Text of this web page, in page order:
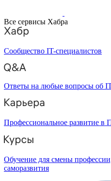
Все сервисы Хабра
Сообщество IT-специалистов
Ответы на любые вопросы об
Профессиональное развитие в
Обучение для смены
саморазвития